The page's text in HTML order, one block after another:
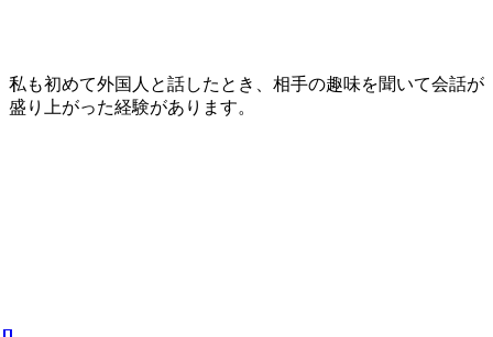
私も初めて外国人と話したとき、相手の趣味を聞いて会話が
盛り上がった経験があります。